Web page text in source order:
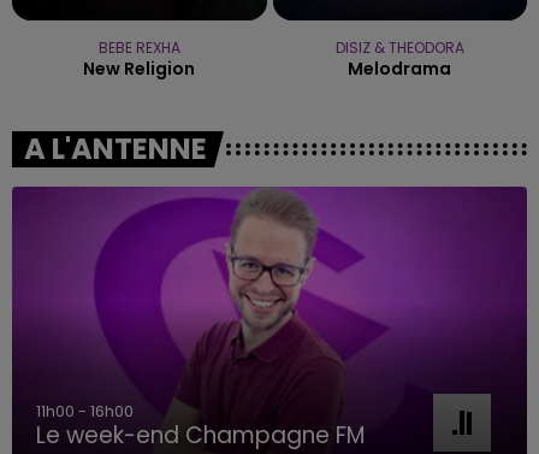
BEBE REXHA
New Religion
DISIZ & THEODORA
Melodrama
A L'ANTENNE
16h00 - 20h00
Le Week-end Champagne FM